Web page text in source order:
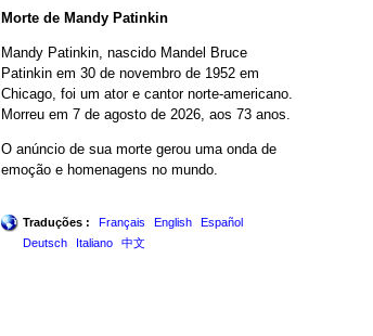
Morte de Mandy Patinkin
Mandy Patinkin, nascido Mandel Bruce
Patinkin em 30 de novembro de 1952 em
Chicago, foi um ator e cantor norte-americano.
Morreu em 7 de agosto de 2026, aos 73 anos.
O anúncio de sua morte gerou uma onda de
emoção e homenagens no mundo.
Traduções : Français English
Español
Deutsch
Italiano 中文